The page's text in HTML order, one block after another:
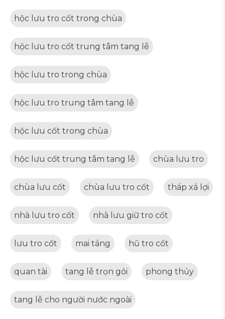
hộc lưu tro cốt trong chùa
hộc lưu tro cốt trung tâm tang lễ
hộc lưu tro trong chùa
hộc lưu tro trung tâm tang lễ
hộc lưu cốt trong chùa
hộc lưu cốt trung tâm tang lễ chùa lưu tro
chùa lưu cốt chùa lưu tro cốt tháp xá lợi
nhà lưu tro cốt nhà lưu giữ tro cốt
lưu tro cốt mai táng hũ tro cốt
quan tài tang lễ trọn gói phong thủy
tang lễ cho người nước ngoài